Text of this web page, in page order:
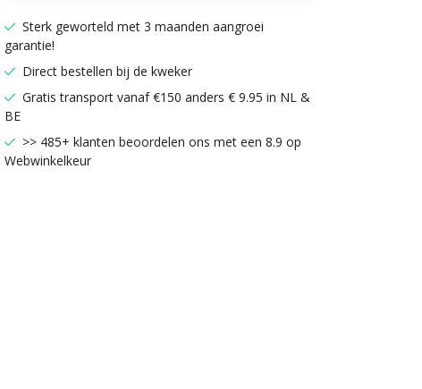
Sterk geworteld met 3 maanden aangroei
garantie!
Direct bestellen bij de kweker
Gratis transport vanaf €150 anders € 9.95 in NL &
BE
>> 485+ klanten beoordelen ons met een 8.9 op
Webwinkelkeur